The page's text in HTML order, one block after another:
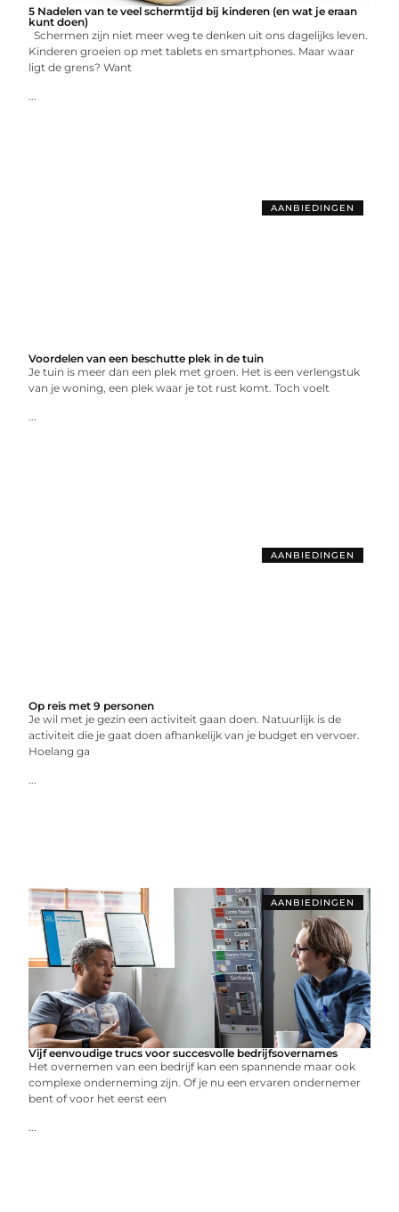
5 Nadelen van te veel schermtijd bij kinderen (en wat je eraan
kunt doen)
Schermen zijn niet meer weg te denken uit ons dagelijks leven.
Kinderen groeien op met tablets en smartphones. Maar waar
ligt de grens? Want
...
AANBIEDINGEN
Voordelen van een beschutte plek in de tuin
Je tuin is meer dan een plek met groen. Het is een verlengstuk
van je woning, een plek waar je tot rust komt. Toch voelt
...
AANBIEDINGEN
Op reis met 9 personen
Je wil met je gezin een activiteit gaan doen. Natuurlijk is de
activiteit die je gaat doen afhankelijk van je budget en vervoer.
Hoelang ga
...
AANBIEDINGEN
Vijf eenvoudige trucs voor succesvolle bedrijfsovernames
Het overnemen van een bedrijf kan een spannende maar ook
complexe onderneming zijn. Of je nu een ervaren ondernemer
bent of voor het eerst een
...